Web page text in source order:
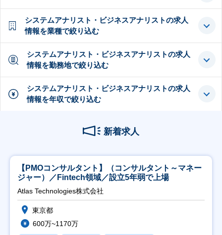
システムアナリスト・ビジネスアナリストの求人
情報を業種で絞り込む
システムアナリスト・ビジネスアナリストの求人
情報を勤務地で絞り込む
システムアナリスト・ビジネスアナリストの求人
情報を年収で絞り込む
新着求人
【PMOコンサルタント】（コンサルタント～マネー
ジャー）／Fintech領域／設立5年弱で上場
Atlas Technologies株式会社
東京都
600万~1170万